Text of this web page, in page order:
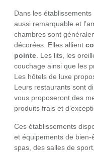
Dans les
aussi remarquable et
chambres sont
décorées. Elles allient
pointe. Les lits, les
couchage ainsi que les
Les hôtels de luxe
Leurs restaurants sont
vous proposeront des
produits frais et
Ces établissements
et équipements de
spas, des salles de